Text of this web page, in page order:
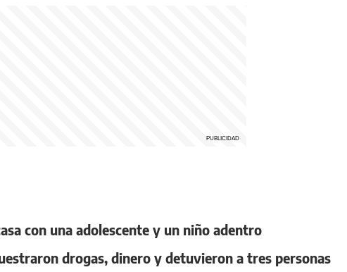
con una adolescente y un niño adentro
drogas, dinero y detuvieron a tres personas